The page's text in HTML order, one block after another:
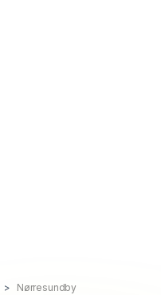
Nørresundby